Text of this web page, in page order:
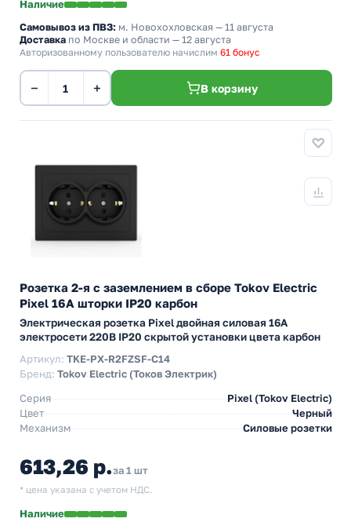
Наличие
Самовывоз из ПВЗ: м. Новохохловская — 11 августа
Доставка по Москве и области — 12 августа
Авторизованному пользователю начислим 61 бонус
− + В корзину
Розетка 2-я с заземлением в сборе Tokov Electric
Pixel 16А шторки IP20 карбон
Электрическая розетка Pixel двойная силовая 16А
электросети 220В IP20 скрытой установки цвета карбон
Артикул: TKE-PX-R2FZSF-C14
Бренд: Tokov Electric (Токов Электрик)
Серия
Pixel (Tokov Electric)
Цвет
Черный
Механизм
Силовые розетки
613,26 р.за 1 шт
* цена указана с учетом НДС.
Наличие